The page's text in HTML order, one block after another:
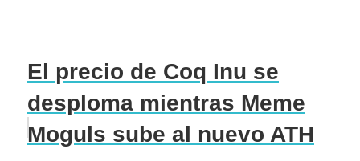
El precio de Coq Inu se
desploma mientras Meme
Moguls sube al nuevo ATH